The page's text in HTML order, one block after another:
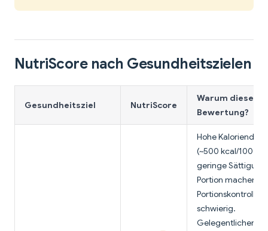
NutriScore nach Gesundheitszielen
Gesundheitsziel NutriScore
Warum diese
Bewertung?
Hohe
(~500 kcal/100 g)
geringe Sättigung
Portion machen
Portionskontrolle
schwierig.
Gelegentlicher